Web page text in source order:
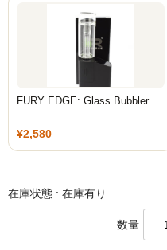
マウスピース
FURY EDGE: Glass Bubbler
¥2,580
在庫状態 : 在庫有り
数量